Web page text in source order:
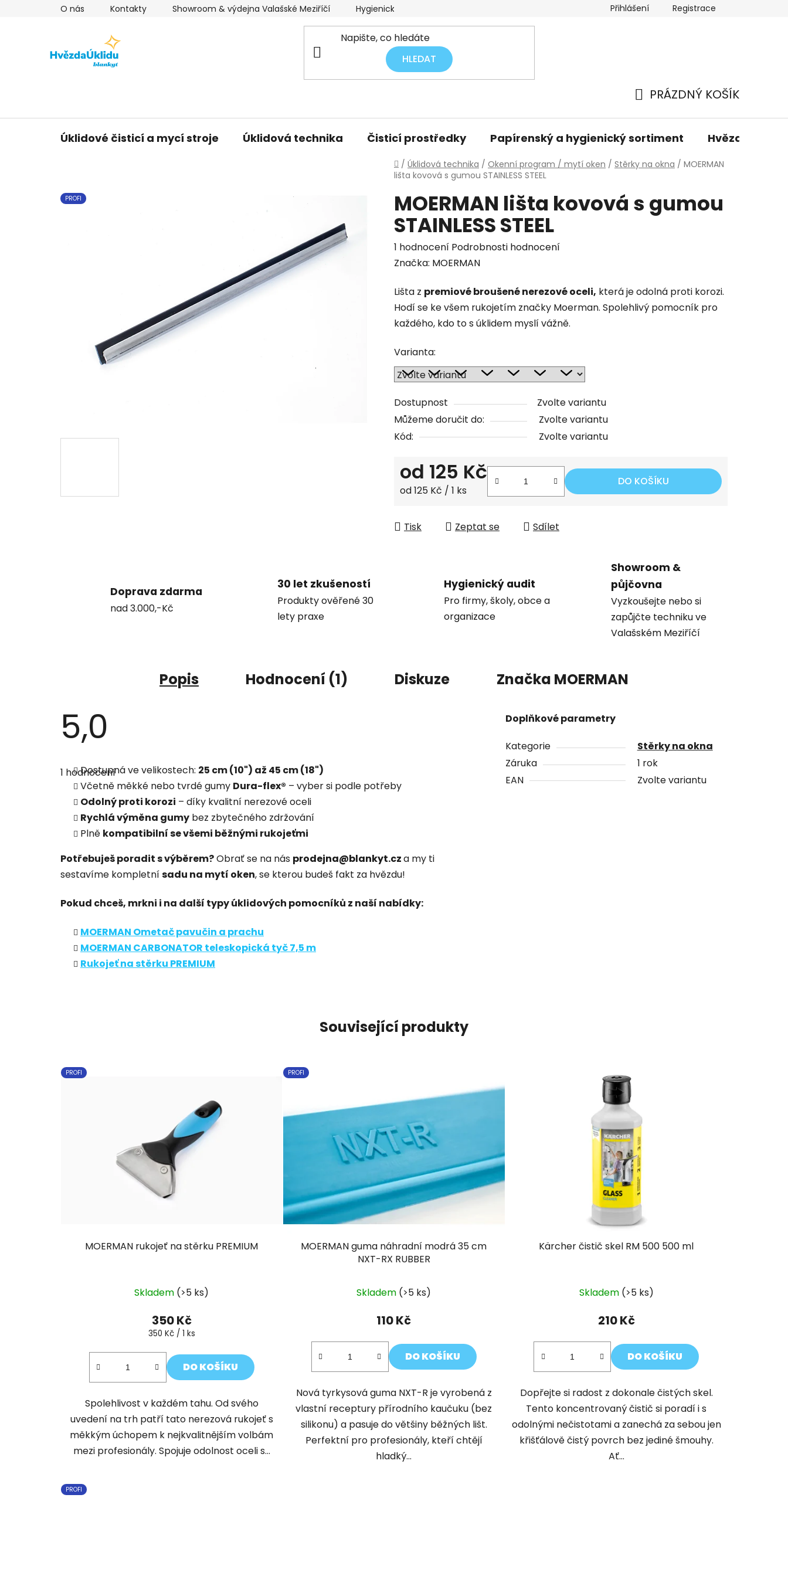
O nás Kontakty Showroom & výdejna Valašské Meziříčí Hygienický audit úklidu Podmínky ochrany osobních údajů
Přihlášení Registrace
HLEDAT
NÁKUPNÍ
PRÁZDNÝ KOŠÍK
Úklidové čisticí a mycí stroje Úklidová technika Čisticí prostředky Papírenský a hygienický sortiment Hvězdné
Domů
/ Úklidová technika / Okenní program / mytí oken / Stěrky na okna / MOERMAN
lišta kovová s gumou STAINLESS STEEL
MOERMAN lišta kovová s gumou
STAINLESS STEEL
Průměrné
hodnocení
je
5,0
z
hvězdiček.
1 hodnocení Podrobnosti hodnocení
Značka: MOERMAN
Lišta z premiové broušené nerezové oceli, která je odolná proti korozi.
Hodí se ke všem rukojetím značky Moerman. Spolehlivý pomocník pro
každého, kdo to s úklidem myslí vážně.
Varianta:
Dostupnost
Zvolte variantu
Můžeme doručit do:
Zvolte variantu
Kód:
Zvolte variantu
od 125 Kč
Měrná cena:
od 125 Kč / 1 ks
DO KOŠÍKU
Tisk Zeptat se Sdílet
PROFI
Doprava zdarma
nad 3.000,-Kč
30 let zkušeností
Produkty ověřené 30
lety praxe
Hygienický audit
Pro firmy, školy, obce a
organizace
Showroom &
půjčovna
Vyzkoušejte nebo si
zapůjčte techniku ve
Valašském Meziříčí
Popis Hodnocení (1) Diskuze Značka MOERMAN
5,0
hodnocení
produktu
hvězdiček.
1 hodnocení
Dostupná ve velikostech: 25 cm (10") až 45 cm (18")
Včetně měkké nebo tvrdé gumy Dura-flex® – vyber si podle potřeby
Odolný proti korozi – díky kvalitní nerezové oceli
Rychlá výměna gumy bez zbytečného zdržování
Plně kompatibilní se všemi běžnými rukojeťmi
Potřebuješ poradit s výběrem?Obrať se na nás prodejna@blankyt.cza my ti
sestavíme kompletnísadu na mytí oken, se kterou budeš fakt za hvězdu!
Pokud chceš, mrkni i na další typy úklidových pomocníků z naší nabídky:
MOERMAN Ometač pavučin a prachu
MOERMAN CARBONATOR teleskopická tyč 7,5 m
Rukojeť na stěrku PREMIUM
Doplňkové parametry
Kategorie
Stěrky na okna
Záruka
1 rok
EAN
Zvolte variantu
Související produkty
PROFI
MOERMAN rukojeť na stěrku PREMIUM
Skladem (>5 ks)
350 Kč
Měrná
350 Kč / 1 ks
DO KOŠÍKU
Spolehlivost v každém tahu. Od svého
uvedení na trh patří tato nerezová rukojeť s
měkkým úchopem k nejkvalitnějším volbám
mezi profesionály. Spojuje odolnost oceli s...
PROFI
MOERMAN guma náhradní modrá 35 cm
NXT-RX RUBBER
Skladem (>5 ks)
110 Kč
DO KOŠÍKU
Nová tyrkysová guma NXT-R je vyrobená z
vlastní receptury přírodního kaučuku (bez
silikonu) a pasuje do většiny běžných lišt.
Perfektní pro profesionály, kteří chtějí
hladký...
Kärcher čistič skel RM 500 500 ml
Skladem (>5 ks)
210 Kč
DO KOŠÍKU
Dopřejte si radost z dokonale čistých skel.
Tento koncentrovaný čistič si poradí i s
odolnými nečistotami a zanechá za sebou jen
křišťálově čistý povrch bez jediné šmouhy.
Ať...
PROFI